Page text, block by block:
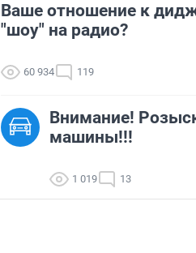
Ваше отношение к
"шоу" на радио?
60 934 119
Внимание!
машины!!!
1 019 13